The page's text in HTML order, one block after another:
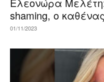
Ελεονώρα
shaming, ο
01/11/2023